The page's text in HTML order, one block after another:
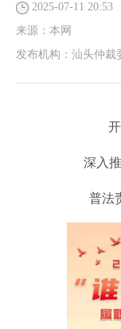
2025-07-11 20:53
来源： 本网
发布机构： 汕头仲裁
深入
普法